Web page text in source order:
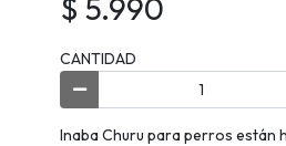
$ 5.990
CANTIDAD
Inaba Churu para perros están